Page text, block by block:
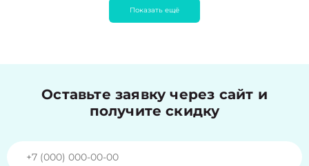
Показать ещё
Оставьте заявку через сайт и
получите скидку